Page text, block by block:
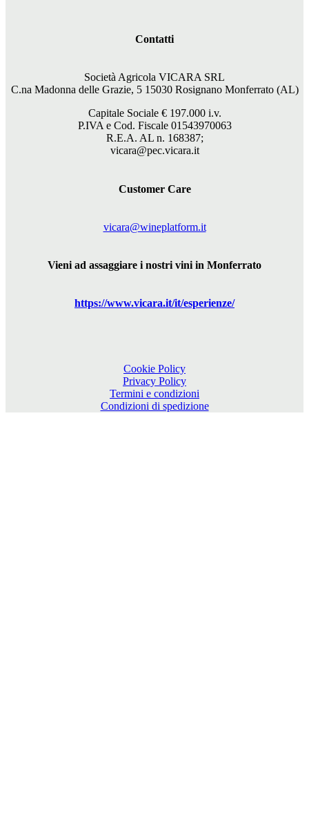
Contatti
Società Agricola VICARA SRL
C.na Madonna delle Grazie, 5 15030 Rosignano Monferrato (AL)
Capitale Sociale € 197.000i.v.
P.IVA e Cod. Fiscale 01543970063
R.E.A. AL n. 168387;
vicara@pec.vicara.it
Customer Care
vicara@wineplatform.it
Vieni ad assaggiare i nostri vini in Monferrato
https://www.vicara.it/it/esperienze/
Cookie Policy
Privacy Policy
Termini e condizioni
Condizioni di spedizione